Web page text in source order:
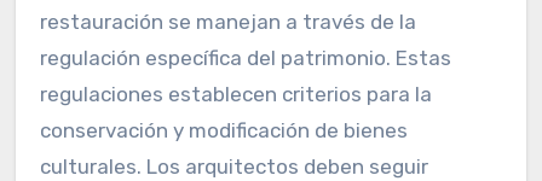
restauración se manejan a través de la
regulación específica del patrimonio. Estas
regulaciones establecen criterios para la
conservación y modificación de bienes
culturales. Los arquitectos deben seguir